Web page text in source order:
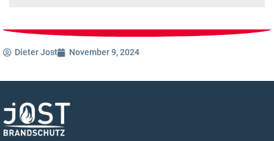
Dieter Jost November 9, 2024